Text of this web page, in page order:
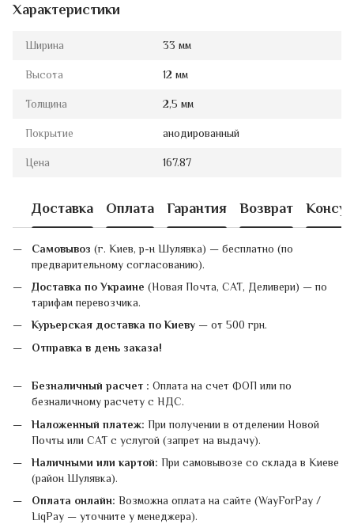
Характеристики
Ширина 33 мм
Высота 12 мм
Толщина 2,5 мм
Покрытие анодированный
Цена 167.87
Доставка Оплата Гарантия Возврат
Самовывоз (г. Киев, р-н Шулявка) — бесплатно (по
предварительному согласованию).
Доставка по Украине (Новая Почта, САТ, Деливери) — по
тарифам перевозчика.
Курьерская доставка по Киеву — от 500 грн.
Отправка в день заказа!
Безналичный расчет : Оплата на счет ФОП или по
безналичному расчету с НДС.
Наложенный платеж: При получении в отделении Новой
Почты или САТ с услугой (запрет на выдачу).
Наличными или картой: При самовывозе со склада в Киеве
(район Шулявка).
Оплата онлайн: Возможна оплата на сайте (WayForPay /
LiqPay — уточните у менеджера).